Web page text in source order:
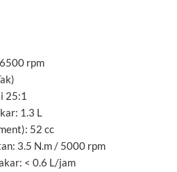
rpm
25:1
1.3 L
52 cc
3.5 N.m / 5000 rpm
< 0.6 L/jam